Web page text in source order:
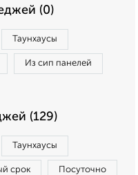
(0)
Таунхаусы
Из сип панелей
(129)
Таунхаусы
срок Посуточно